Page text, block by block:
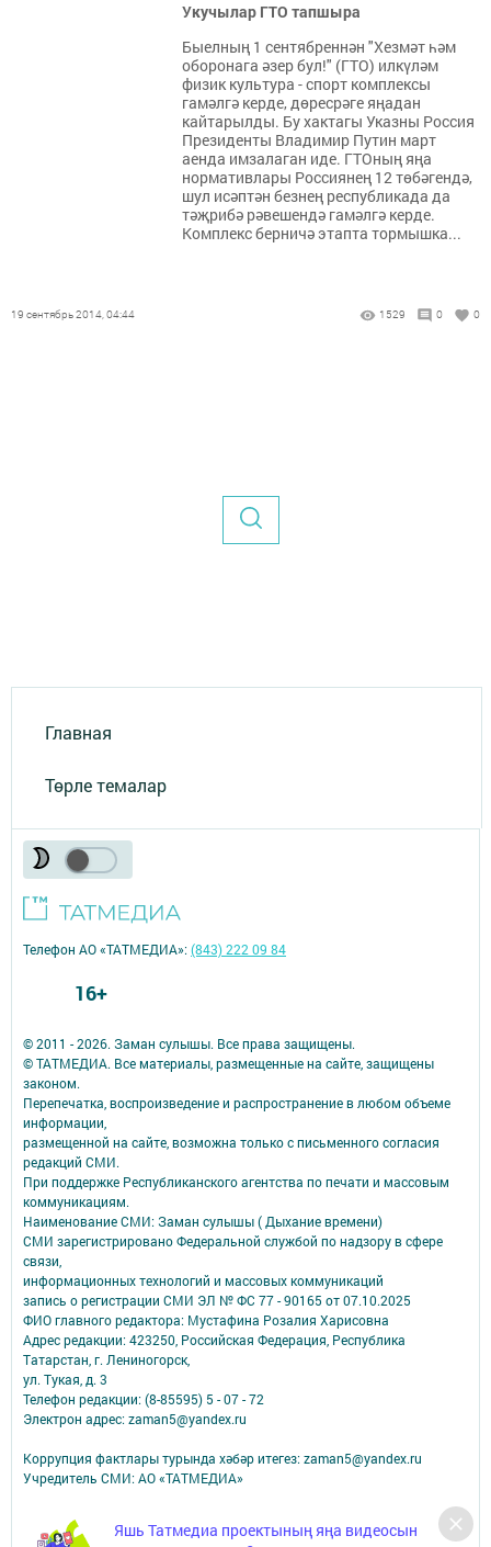
Укучылар ГТО тапшыра
Быелның 1 сентябреннән "Хезмәт һәм
оборонага әзер бул!" (ГТО) илкүләм
физик культура - спорт комплексы
гамәлгә керде, дөресрәге яңадан
кайтарылды. Бу хактагы Указны Россия
Президенты Владимир Путин март
аенда имзалаган иде. ГТОның яңа
нормативлары Россиянең 12 төбәгендә,
шул исәптән безнең республикада да
тәҗрибә рәвешендә гамәлгә керде.
Комплекс берничә этапта тормышка...
19 сентябрь 2014, 04:44 1529 0 0
Главная
Төрле темалар
Яшь Татмедиа проектының яңа видеосын
© 2011 - 2026. Заман сулышы. Все права защищены.
© ТАТМЕДИА. Все материалы, размещенные на сайте, защищены
законом.
Перепечатка, воспроизведение и распространение в любом объеме
информации,
размещенной на сайте, возможна только с письменного согласия
редакций СМИ.
При поддержке Республиканского агентства по печати и массовым
коммуникациям.
Наименование СМИ: Заман сулышы ( Дыхание времени)
СМИ зарегистрировано Федеральной службой по надзору в сфере
связи,
информационных технологий и массовых коммуникаций
запись о регистрации СМИ ЭЛ № ФС 77 - 90165 от 07.10.2025
ФИО главного редактора: Мустафина Розалия Харисовна
Адрес редакции: 423250, Российская Федерация, Республика
Татарстан, г. Лениногорск,
ул. Тукая, д. 3
Телефон редакции: (8-85595) 5 - 07 - 72
Электрон адрес: zaman5@yandex.ru
Коррупция фактлары турында хәбәр итегез: zaman5@yandex.ru
Учредитель СМИ: АО «ТАТМЕДИА»
Антикоррупционная политика
АО «ТАТМЕДИА» использует «cookie»для персонализации сервисов и
Телефон АО «ТАТМЕДИА»:(843) 222 09 84
16+